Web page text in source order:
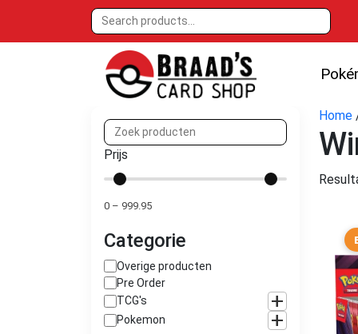
Prijs
0 – 999.95
Categorie
Overige producten
Pre Order
TCG's
+
Pokemon +
Home